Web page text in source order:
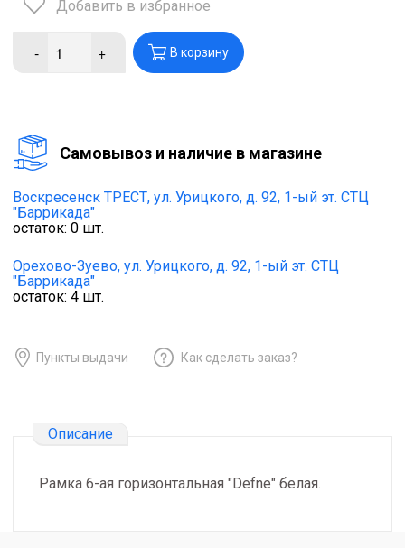
Добавить в избранное
- + В корзину
Cамовывоз и наличие в магазине
Воскресенск ТРЕСТ, ул. Урицкого, д. 92, 1-ый эт. СТЦ
"Баррикада"
остаток: 0 шт.
Орехово-Зуево, ул. Урицкого, д. 92, 1-ый эт. СТЦ
"Баррикада"
остаток: 4 шт.
Пункты выдачи Как сделать заказ?
Описание
Рамка 6-ая горизонтальная "Defne" белая.